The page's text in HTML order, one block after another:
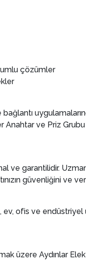
çözümler
bağlantı
Anahtar ve Priz
ve garantilidir.
güvenliğini ve
ev, ofis ve
üzere Aydınlar